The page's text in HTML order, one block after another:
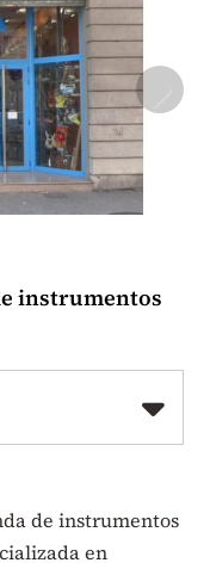
instrumentos
de instrumentos
en